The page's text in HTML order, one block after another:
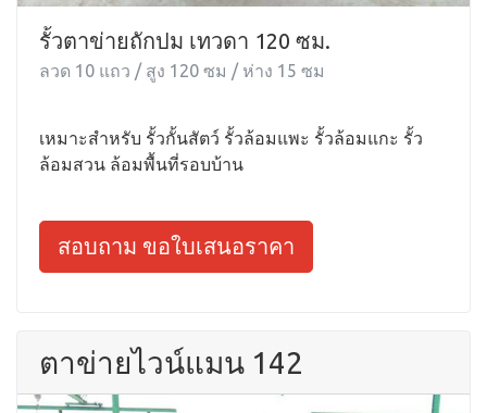
รั้วตาข่ายถักปม เทวดา 120 ซม.
ลวด 10 แถว / สูง 120 ซม / ห่าง 15 ซม
เหมาะสำหรับ รั้วกั้นสัตว์ รั้วล้อมแพะ รั้วล้อมแกะ รั้ว
ล้อมสวน ล้อมพื้นที่รอบบ้าน
สอบถาม ขอใบเสนอราคา
ตาข่ายไวน์แมน 142